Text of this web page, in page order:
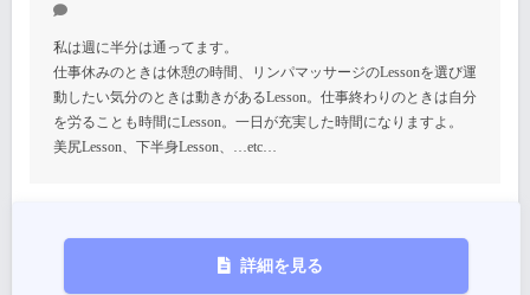
私は週に半分は通ってます。
仕事休みのときは休憩の時間、リンパマッサージのLessonを選び運
動したい気分のときは動きがあるLesson。仕事終わりのときは自分
を労ることも時間にLesson。一日が充実した時間になりますよ。
美尻Lesson、下半身Lesson、…etc…
詳細を見る